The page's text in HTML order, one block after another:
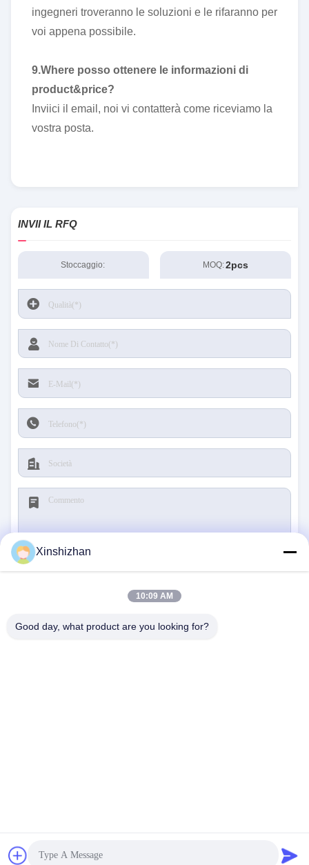
ingegneri troveranno le soluzioni e le rifaranno per
voi appena possibile.
9.Where posso ottenere le informazioni di
product&price?
Inviici il email, noi vi contatterà come riceviamo la
vostra posta.
INVII IL RFQ
Stoccaggio: MOQ:2pcs
Invia
Politica sulla privacy |
Xinshizhan
10:09 AM
Good day, what product are you looking for?